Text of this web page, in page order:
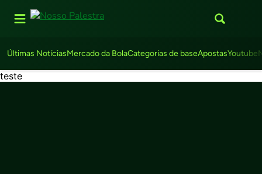
Últimas NotíciasMercado da BolaCategorias de baseApostasYoutube
teste